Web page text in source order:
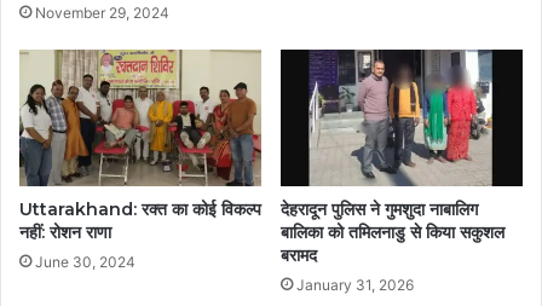
November 29, 2024
Uttarakhand: रक्त का कोई विकल्प
नहीं: रोशन राणा
June 30, 2024
देहरादून पुलिस ने गुमशुदा नाबालिग
बालिका को तमिलनाडु से किया सकुशल
बरामद
January 31, 2026